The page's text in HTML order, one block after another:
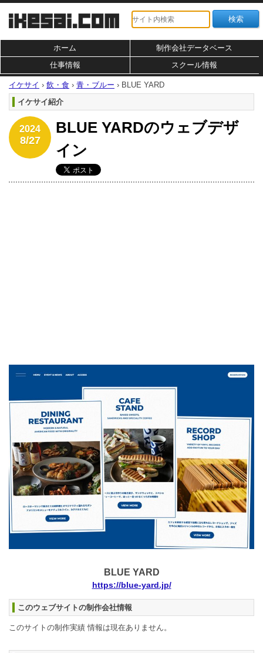
ホーム
制作会社データベース
仕事情報
スクール情報
イケサイ › 飲・食 › 青・ブルー › BLUE YARD
イケサイ紹介
2024
8/27
BLUE YARDのウェブデザ
イン
BLUE YARD
https://blue-yard.jp/
このウェブサイトの制作会社情報
このサイトの制作実績 情報は現在ありません。